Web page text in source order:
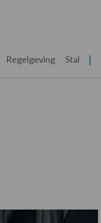
Regelgeving Stal